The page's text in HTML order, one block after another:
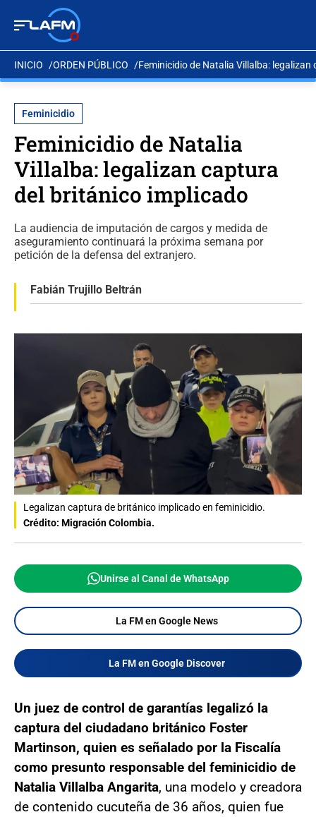
INICIO ORDEN PÚBLICO Feminicidio de Natalia Villalba:
Feminicidio
Feminicidio de Natalia
Villalba: legalizan captura
del británico implicado
La audiencia de imputación de cargos y medida de
aseguramiento continuará la próxima semana por
petición de la defensa del extranjero.
Fabián Trujillo Beltrán
Legalizan captura de británico implicado en feminicidio.
Crédito: Migración Colombia.
Unirse al Canal de WhatsApp
La FM en Google News
La FM en Google Discover
Un juez de control de garantías legalizó la
captura del ciudadano británico Foster
Martinson, quien es señalado por la Fiscalía
como presunto responsable del feminicidio de
Natalia Villalba Angarita, una modelo y creadora
de contenido cucuteña de 36 años, quien fue